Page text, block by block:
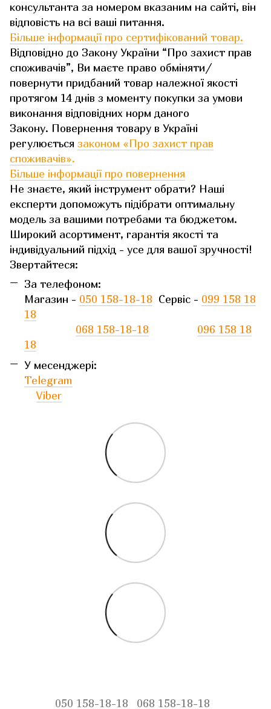
консультанта за номером вказаним на сайті, він
відповість на всі ваші питання.
Більше інформації про сертифікований товар.
Відповідно до Закону України “Про захист прав
споживачів”, Ви маєте право обміняти/
повернути придбаний товар належної якості
протягом 14 днів з моменту покупки за умови
виконання відповідних норм даного
Закону. Повернення товару в Україні
регулюється законом «Про захист прав
споживачів».
Більше інформації про повернення
Не знаєте, який інструмент обрати? Наші
експерти допоможуть підібрати оптимальну
модель за вашими потребами та бюджетом.
Широкий асортимент, гарантія якості та
індивідуальний підхід - усе для вашої зручності!
Звертайтеся:
За телефоном:
Магазин - 050 158-18-18 Сервіс - 099 158 18
18
068 158-18-18
096 158 18
18
У месенджері:
Telegram
Viber
050 158-18-18 068 158-18-18